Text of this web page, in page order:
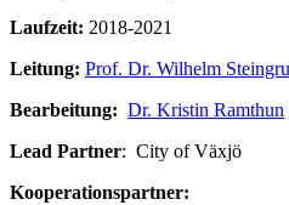
Laufzeit: 2018-2021
Leitung: Prof. Dr. Wilhelm
Bearbeitung: Dr. Kristin Ramthun
Lead Partner: City of Växjö
Kooperationspartner: